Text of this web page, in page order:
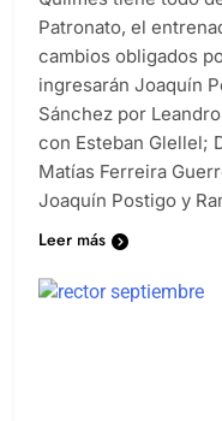
Patronato, el
cambios obligados
ingresarán Joaquín
Sánchez por
con Esteban Glellel;
Matías Ferreira
Joaquín Postigo y
Leer más